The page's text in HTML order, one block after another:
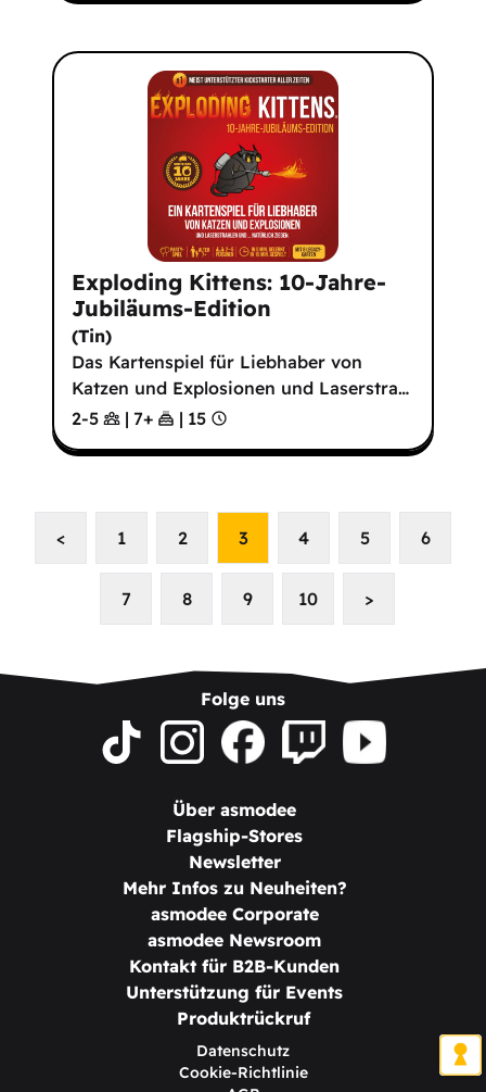
Exploding Kittens: 10-Jahre-
Jubiläums-Edition
(Tin)
Das Kartenspiel für Liebhaber von
Katzen und Explosionen und Laserstra…
2-5
| 7+ | 15
< 1 2 3 4 5 6
7 8 9 10 >
Folge uns
Über asmodee
Flagship-Stores
Newsletter
Mehr Infos zu Neuheiten?
asmodee Corporate
asmodee Newsroom
Kontakt für B2B-Kunden
Unterstützung für Events
Produktrückruf
Datenschutz
Cookie-Richtlinie